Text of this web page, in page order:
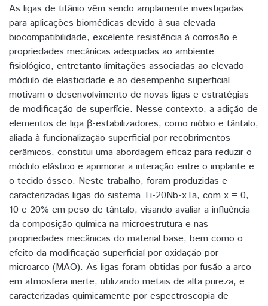
As ligas de titânio vêm sendo amplamente investigadas
para aplicações biomédicas devido à sua elevada
biocompatibilidade, excelente resistência à corrosão e
propriedades mecânicas adequadas ao ambiente
fisiológico, entretanto limitações associadas ao elevado
módulo de elasticidade e ao desempenho superficial
motivam o desenvolvimento de novas ligas e estratégias
de modificação de superfície. Nesse contexto, a adição de
elementos de liga β-estabilizadores, como nióbio e tântalo,
aliada à funcionalização superficial por recobrimentos
cerâmicos, constitui uma abordagem eficaz para reduzir o
módulo elástico e aprimorar a interação entre o implante e
o tecido ósseo. Neste trabalho, foram produzidas e
caracterizadas ligas do sistema Ti-20Nb-xTa, com x = 0,
10 e 20% em peso de tântalo, visando avaliar a influência
da composição química na microestrutura e nas
propriedades mecânicas do material base, bem como o
efeito da modificação superficial por oxidação por
microarco (MAO). As ligas foram obtidas por fusão a arco
em atmosfera inerte, utilizando metais de alta pureza, e
caracterizadas quimicamente por espectroscopia de